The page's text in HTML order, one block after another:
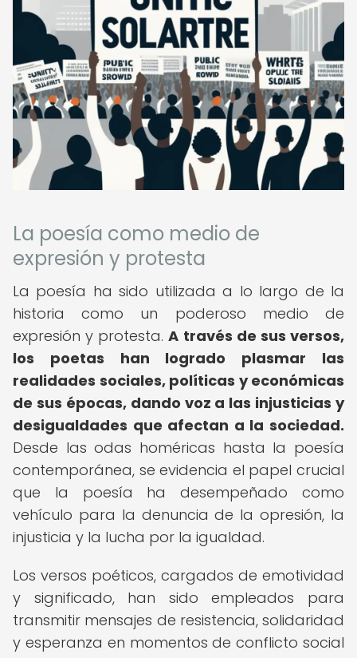
La poesía como medio de
expresión y protesta
La poesía ha sido utilizada a lo largo de la
historia como un poderoso medio de
expresión y protesta.A través de sus versos,
los poetas han logrado plasmar las
realidades sociales, políticas y económicas
de sus épocas, dando voz a las injusticias y
desigualdades que afectan a la sociedad.
Desde las odas homéricas hasta la poesía
contemporánea, se evidencia el papel crucial
que la poesía ha desempeñado como
vehículo para la denuncia de la opresión, la
injusticia y la lucha por la igualdad.
Los versos poéticos, cargados de emotividad
y significado, han sido empleados para
transmitir mensajes de resistencia, solidaridad
y esperanza en momentos de conflicto social